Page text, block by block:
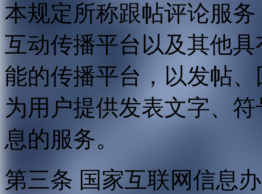
本规定所称跟帖评论服
互动传播平台以及其他
能的传播平台，以发帖
为用户提供发表文字、
息的服务。
第三条 国家互联网信息